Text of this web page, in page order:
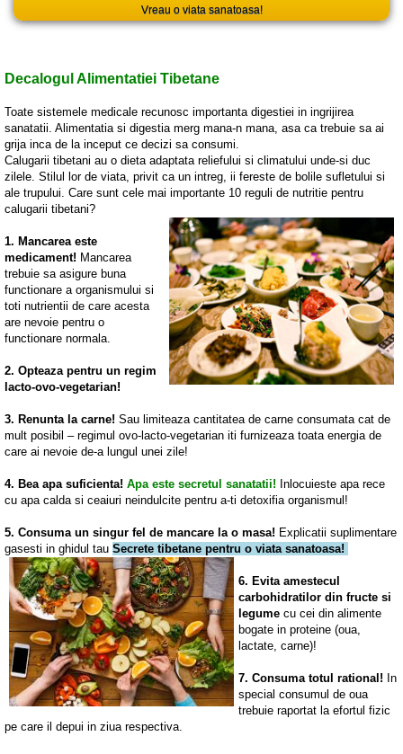
Vreau o viata sanatoasa!
Decalogul Alimentatiei Tibetane
Toate sistemele medicale recunosc importanta digestiei in ingrijirea
sanatatii. Alimentatia si digestia merg mana-n mana, asa ca trebuie sa ai
grija inca de la inceput ce decizi sa consumi.
Calugarii tibetani au o dieta adaptata reliefului si climatului unde-si duc
zilele. Stilul lor de viata, privit ca un intreg, ii fereste de bolile sufletului si
ale trupului. Care sunt cele mai importante 10 reguli de nutritie pentru
calugarii tibetani?
1. Mancarea este
medicament! Mancarea
trebuie sa asigure buna
functionare a organismului si
toti nutrientii de care acesta
are nevoie pentru o
functionare normala.
2. Opteaza pentru un regim
lacto-ovo-vegetarian!
3. Renunta la carne! Sau limiteaza cantitatea de carne consumata cat de
mult posibil – regimul ovo-lacto-vegetarian iti furnizeaza toata energia de
care ai nevoie de-a lungul unei zile!
4. Bea apa suficienta! Apa este secretul sanatatii! Inlocuieste apa rece
cu apa calda si ceaiuri neindulcite pentru a-ti detoxifia organismul!
5. Consuma un singur fel de mancare la o masa! Explicatii suplimentare
gasesti in ghidul tau Secrete tibetane pentru o viata sanatoasa!
6. Evita amestecul
carbohidratilor din fructe si
legume cu cei din alimente
bogate in proteine (oua,
lactate, carne)!
7. Consuma totul rational! In
special consumul de oua
trebuie raportat la efortul fizic
pe care il depui in ziua respectiva.